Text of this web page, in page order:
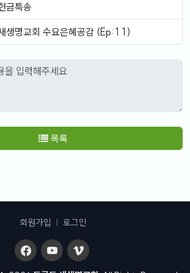
특송
명교회 수요은혜공감 (Ep:11)
목록
회원가입 | 로그인